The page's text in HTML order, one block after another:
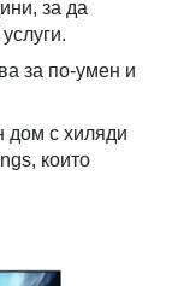
за да
за по-умен и
дом с хиляди
които